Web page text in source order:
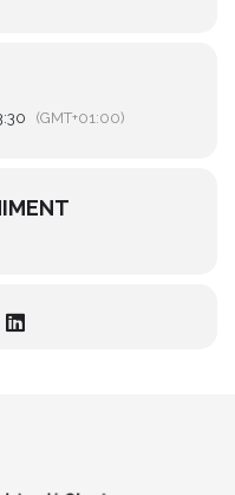
(GMT+01:00)